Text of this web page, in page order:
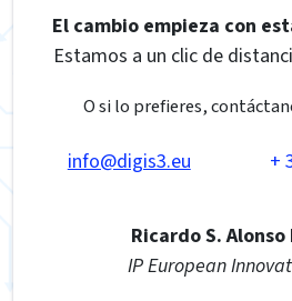
El cambio empieza con
Estamos a un clic de
O si lo prefieres,
info@digis3.eu +
Ricardo S. Alonso
IP European